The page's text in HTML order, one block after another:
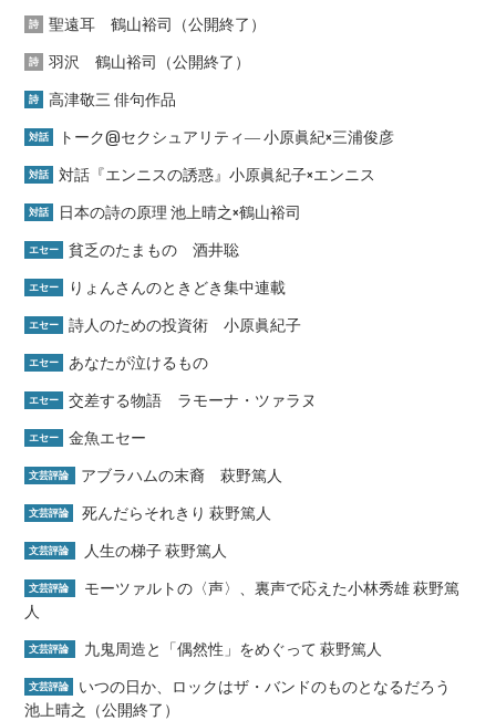
詩 聖遠耳 鶴山裕司（公開終了）
詩 羽沢 鶴山裕司（公開終了）
詩 高津敬三 俳句作品
対話 トーク@セクシュアリティ― 小原眞紀×三浦俊彦
対話 対話『エンニスの誘惑』小原眞紀子×エンニス
対話 日本の詩の原理 池上晴之×鶴山裕司
エセー 貧乏のたまもの 酒井聡
エセー りょんさんのときどき集中連載
エセー 詩人のための投資術 小原眞紀子
エセー あなたが泣けるもの
エセー 交差する物語 ラモーナ・ツァラヌ
エセー 金魚エセー
文芸評論 アブラハムの末裔 萩野篤人
文芸評論 死んだらそれきり 萩野篤人
文芸評論 人生の梯子 萩野篤人
文芸評論
モーツァルトの〈声〉、裏声で応えた小林秀雄 萩野篤
人
文芸評論 九鬼周造と「偶然性」をめぐって 萩野篤人
文芸評論
いつの日か、ロックはザ・バンドのものとなるだろう
池上晴之（公開終了）